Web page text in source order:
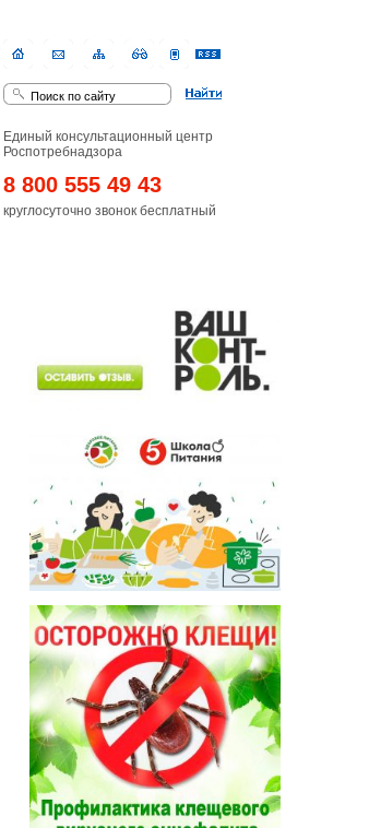
Единый консультационный центр
Роспотребнадзора
8 800 555 49 43
круглосуточно звонок бесплатный